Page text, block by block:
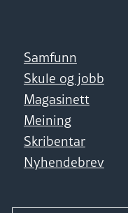
Samfunn
Skule og jobb
Magasinett
Meining
Skribentar
Nyhendebrev